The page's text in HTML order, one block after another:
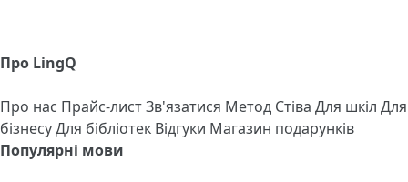
Про LingQ
Про нас Прайс-листЗв'язатися Метод Стіва Для шкіл Для
бізнесуДля бібліотек Відгуки Магазин подарунків
Популярні мови